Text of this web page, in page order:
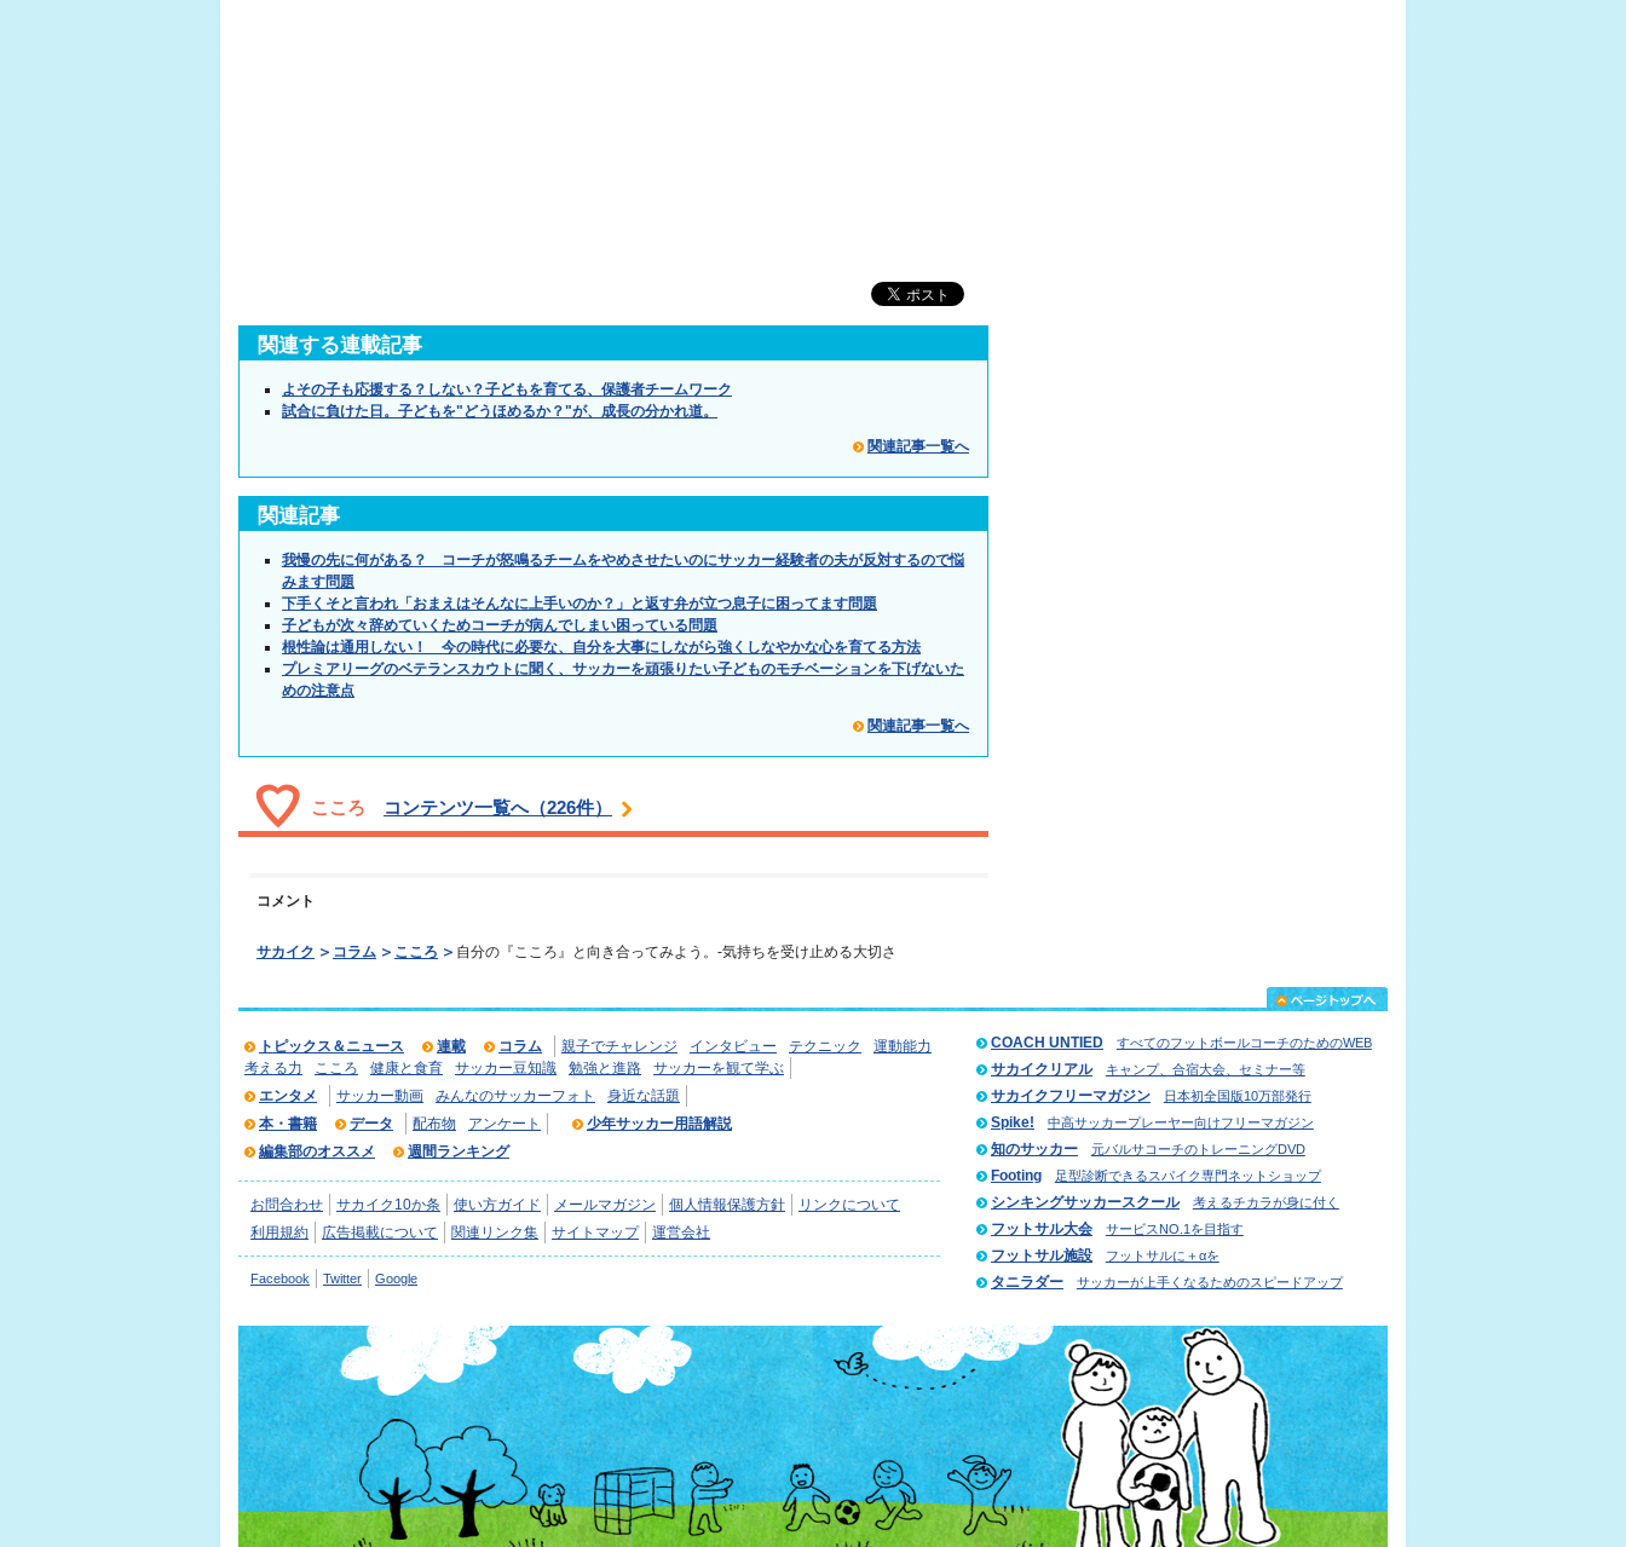
関連する連載記事
よその子も応援する？しない？子どもを育てる、保護者チームワーク
試合に負けた日。子どもを"どうほめるか？"が、成長の分かれ道。
関連記事一覧へ
関連記事
我慢の先に何がある？ コーチが怒鳴るチームをやめさせたいのにサッカー経験者の夫が反対するので悩
みます問題
下手くそと言われ「おまえはそんなに上手いのか？」と返す弁が立つ息子に困ってます問題
子どもが次々辞めていくためコーチが病んでしまい困っている問題
根性論は通用しない！ 今の時代に必要な、自分を大事にしながら強くしなやかな心を育てる方法
プレミアリーグのベテランスカウトに聞く、サッカーを頑張りたい子どものモチベーションを下げないた
めの注意点
関連記事一覧へ
こころ コンテンツ一覧へ（226件）
コメント
サカイク コラム こころ 自分の『こころ』と向き合ってみよう。-気持ちを受け止める大切さ
トピックス＆ニュース 連載 コラム 親子でチャレンジ インタビュー テクニック
運動能力
考える力
こころ 健康と食育 サッカー豆知識 勉強と進路
サッカーを観て学ぶ
エンタメ
サッカー動画 みんなのサッカーフォト
身近な話題
本・書籍
データ 配布物 アンケート
少年サッカー用語解説
編集部のオススメ
週間ランキング
お問合わせ サカイク10か条 使い方ガイド メールマガジン 個人情報保護方針
リンクについて
利用規約
広告掲載について 関連リンク集 サイトマップ 運営会社
Facebook Twitter Google
COACH UNTIED すべてのフットボールコーチのためのWEB
サカイクリアル キャンプ、合宿大会、セミナー等
サカイクフリーマガジン 日本初全国版10万部発行
Spike! 中高サッカープレーヤー向けフリーマガジン
知のサッカー 元バルサコーチのトレーニングDVD
Footing 足型診断できるスパイク専門ネットショップ
シンキングサッカースクール 考えるチカラが身に付く
フットサル大会 サービスNO.1を目指す
フットサル施設 フットサルに＋αを
タニラダー サッカーが上手くなるためのスピードアップ